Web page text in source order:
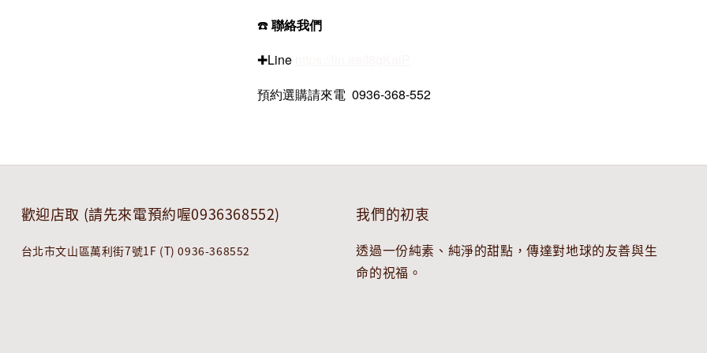
☎️聯絡我們
✚Line
預約選購請來電 0936-368-552
歡迎店取 (請先來電預約喔0936368552)
台北市文山區萬利街7號1F (T) 0936-368552
我們的初衷
透過一份純素、純淨的甜點，傳達對地球的友善與生
命的祝福。